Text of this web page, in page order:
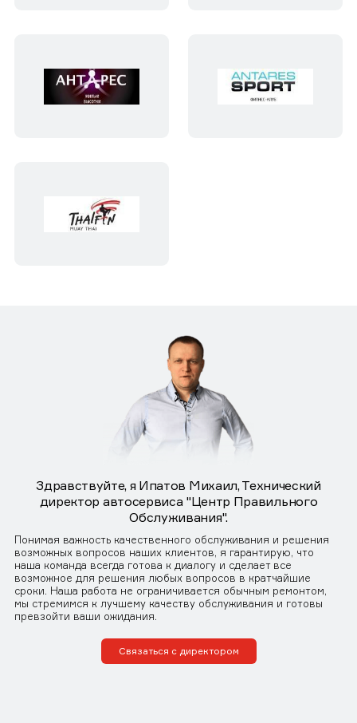
Здравствуйте, я Ипатов Михаил, Технический
директор автосервиса "Центр Правильного
Обслуживания".
Понимая важность качественного обслуживания и решения
возможных вопросов наших клиентов, я гарантирую, что
наша команда всегда готова к диалогу и сделает все
возможное для решения любых вопросов в кратчайшие
сроки. Наша работа не ограничивается обычным ремонтом,
мы стремимся к лучшему качеству обслуживания и готовы
превзойти ваши ожидания.
Связаться с директором